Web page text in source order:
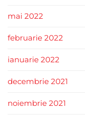
mai 2022
februarie 2022
ianuarie 2022
decembrie 2021
noiembrie 2021